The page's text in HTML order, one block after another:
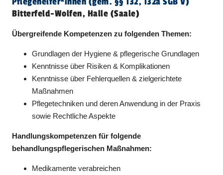
Bitterfeld-Wolfen, Halle (Saale)
Übergreifende Kompetenzen zu folgenden Themen:
Grundlagen der Hygiene & pflegerische Grundlagen
Kenntnisse über Risiken & Komplikationen
Kenntnisse über Fehlerquellen & zielgerichtete
Maßnahmen
Pflegetechniken und deren Anwendung in der Praxis
sowie Rechtliche Aspekte
Handlungskompetenzen für folgende
behandlungspflegerischen Maßnahmen:
Medikamente verabreichen